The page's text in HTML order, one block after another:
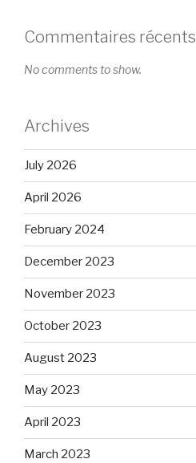
Commentaires récents
No comments to show.
Archives
July 2026
April 2026
February 2024
December 2023
November 2023
October 2023
August 2023
May 2023
April 2023
March 2023